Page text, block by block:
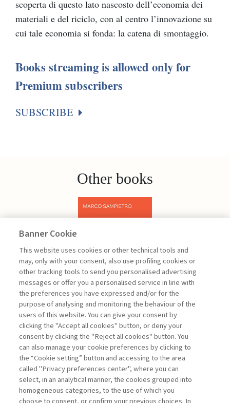
scoperta di questo lato nascosto dell’economia dei
materiali e del riciclo, con al centro l’innovazione su
cui tale economia si fonda: la catena di smontaggio.
Books streaming is allowed only for
Premium subscribers
SUBSCRIBE
Other books
Previous
Sampietro Marco
Project
Management -
III edizione
ARCHIVE
Banner Cookie
This website uses cookies or other technical tools and
may, only with your consent, also use profiling cookies or
other tracking tools to send you personalised advertising
messages or offer you a personalised service in line with
the preferences you have expressed and/or for the
purpose of analysing and monitoring the behaviour of the
users of this website. You can give your consent by
clicking the "Accept all cookies" button, or deny your
consent by clicking the "Reject all cookies" button. You
can also manage your cookie preferences by clicking to
the “Cookie setting” button and accessing to the area
called "Privacy preferences center", where you can
select, in an analytical manner, the cookies grouped into
homogeneous categories, to the use of which you